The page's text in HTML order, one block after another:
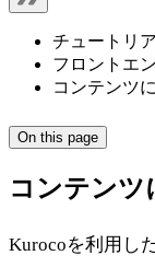
チュートリ
フロントエ
コンテンツ
On this page
コンテンツ
Kurocoを利用し